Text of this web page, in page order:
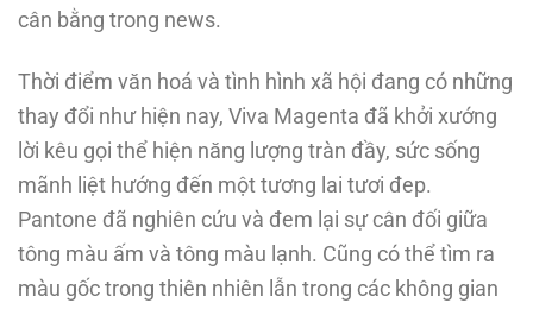
cân bằng trong news.
Thời điểm văn hoá và tình hình xã hội đang có những
thay đổi như hiện nay, Viva Magenta đã khởi xướng
lời kêu gọi thể hiện năng lượng tràn đầy, sức sống
mãnh liệt hướng đến một tương lai tươi đep.
Pantone đã nghiên cứu và đem lại sự cân đối giữa
tông màu ấm và tông màu lạnh. Cũng có thể tìm ra
màu gốc trong thiên nhiên lẫn trong các không gian